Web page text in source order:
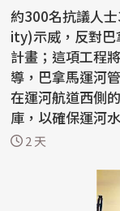
約300名抗議人
ity)示威，反對
計畫；這項工程將
導，巴拿馬運河
在運河航道西側
庫，以確保運河
目前，...
2 天